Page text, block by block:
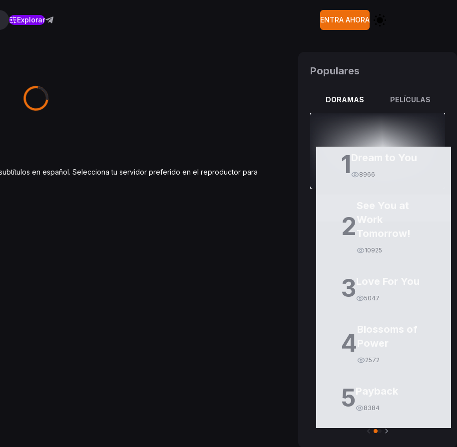
Explorar ENTRA AHORA
en español. Selecciona tu servidor preferido en el reproductor para
Populares
DORAMAS PELÍCULAS
1 8966
2
10925
3 5047
4
2572
5 8384